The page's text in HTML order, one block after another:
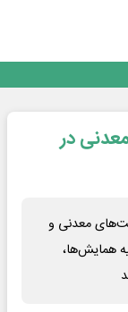
در
معدنی و
همایش‌ها،